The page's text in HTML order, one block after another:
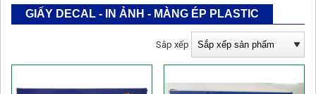
GIẤY DECAL - IN ẢNH - MÀNG ÉP PLASTIC
Sắp xếp